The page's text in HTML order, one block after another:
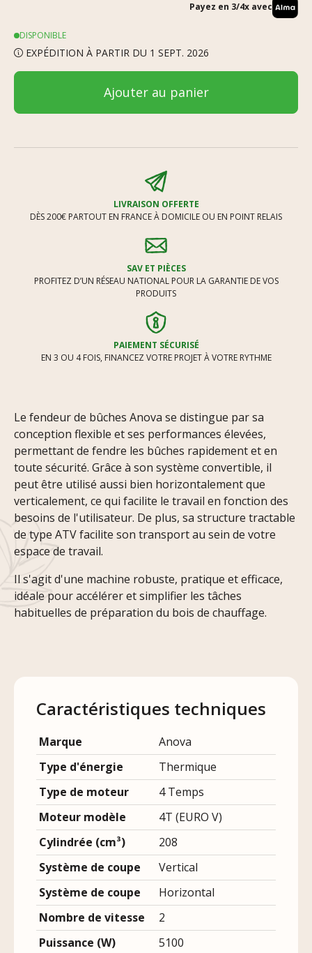
Payez en 3/4x avec
DISPONIBLE
EXPÉDITION À PARTIR DU 1 SEPT. 2026
Ajouter au panier
LIVRAISON OFFERTE
DÈS 200€ PARTOUT EN FRANCE À DOMICILE OU EN POINT RELAIS
SAV ET PIÈCES
PROFITEZ D’UN RÉSEAU NATIONAL POUR LA GARANTIE DE VOS
PRODUITS
PAIEMENT SÉCURISÉ
EN 3 OU 4 FOIS, FINANCEZ VOTRE PROJET À VOTRE RYTHME
Le fendeur de bûches Anova se distingue par sa
conception flexible et ses performances élevées,
permettant de fendre les bûches rapidement et en
toute sécurité. Grâce à son système convertible, il
peut être utilisé aussi bien horizontalement que
verticalement, ce qui facilite le travail en fonction des
besoins de l'utilisateur. De plus, sa structure tractable
de type ATV facilite son transport au sein de votre
espace de travail.
Il s'agit d'une machine robuste, pratique et efficace,
idéale pour accélérer et simplifier les tâches
habituelles de préparation du bois de chauffage.
Caractéristiques techniques
Marque
Anova
Type d'énergie
Thermique
Type de moteur
4 Temps
Moteur modèle
4T (EURO V)
Cylindrée (cm³)
208
Système de coupe
Vertical
Système de coupe
Horizontal
Nombre de vitesse
2
Puissance (W)
5100